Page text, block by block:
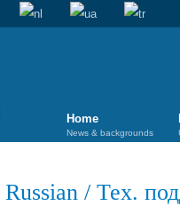
Home
News & backgrounds
Russian / Тех.